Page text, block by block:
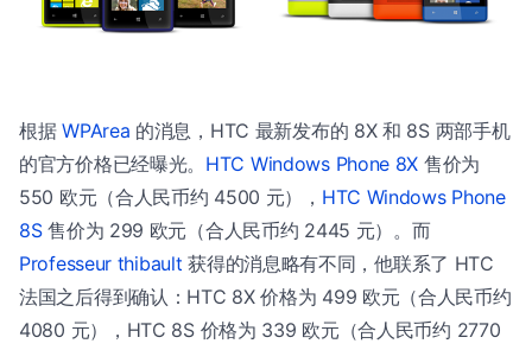
根据WPArea 的消息，HTC 最新发布的 8X 和 8S 两部手机
的官方价格已经曝光。 HTC Windows Phone 8X 售价为
550 欧元（合人民币约 4500 元）， HTC Windows Phone
8S售价为 299 欧元（合人民币约 2445 元）。而
Professeur thibault 获得的消息略有不同，他联系了 HTC
法国之后得到确认：HTC 8X 价格为 499 欧元（合人民币约
4080 元），HTC 8S 价格为 339 欧元（合人民币约 2770